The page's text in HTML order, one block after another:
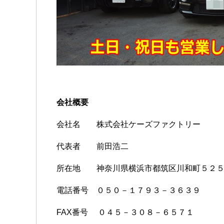
会社概要
会社名 株式会社ケーズファクトリー
代表者 前田浩二
所在地 神奈川県横浜市都筑区川和町５２
電話番号 ０５０－１７９３－３６３９
FAX番号 ０４５－３０８－６５７１